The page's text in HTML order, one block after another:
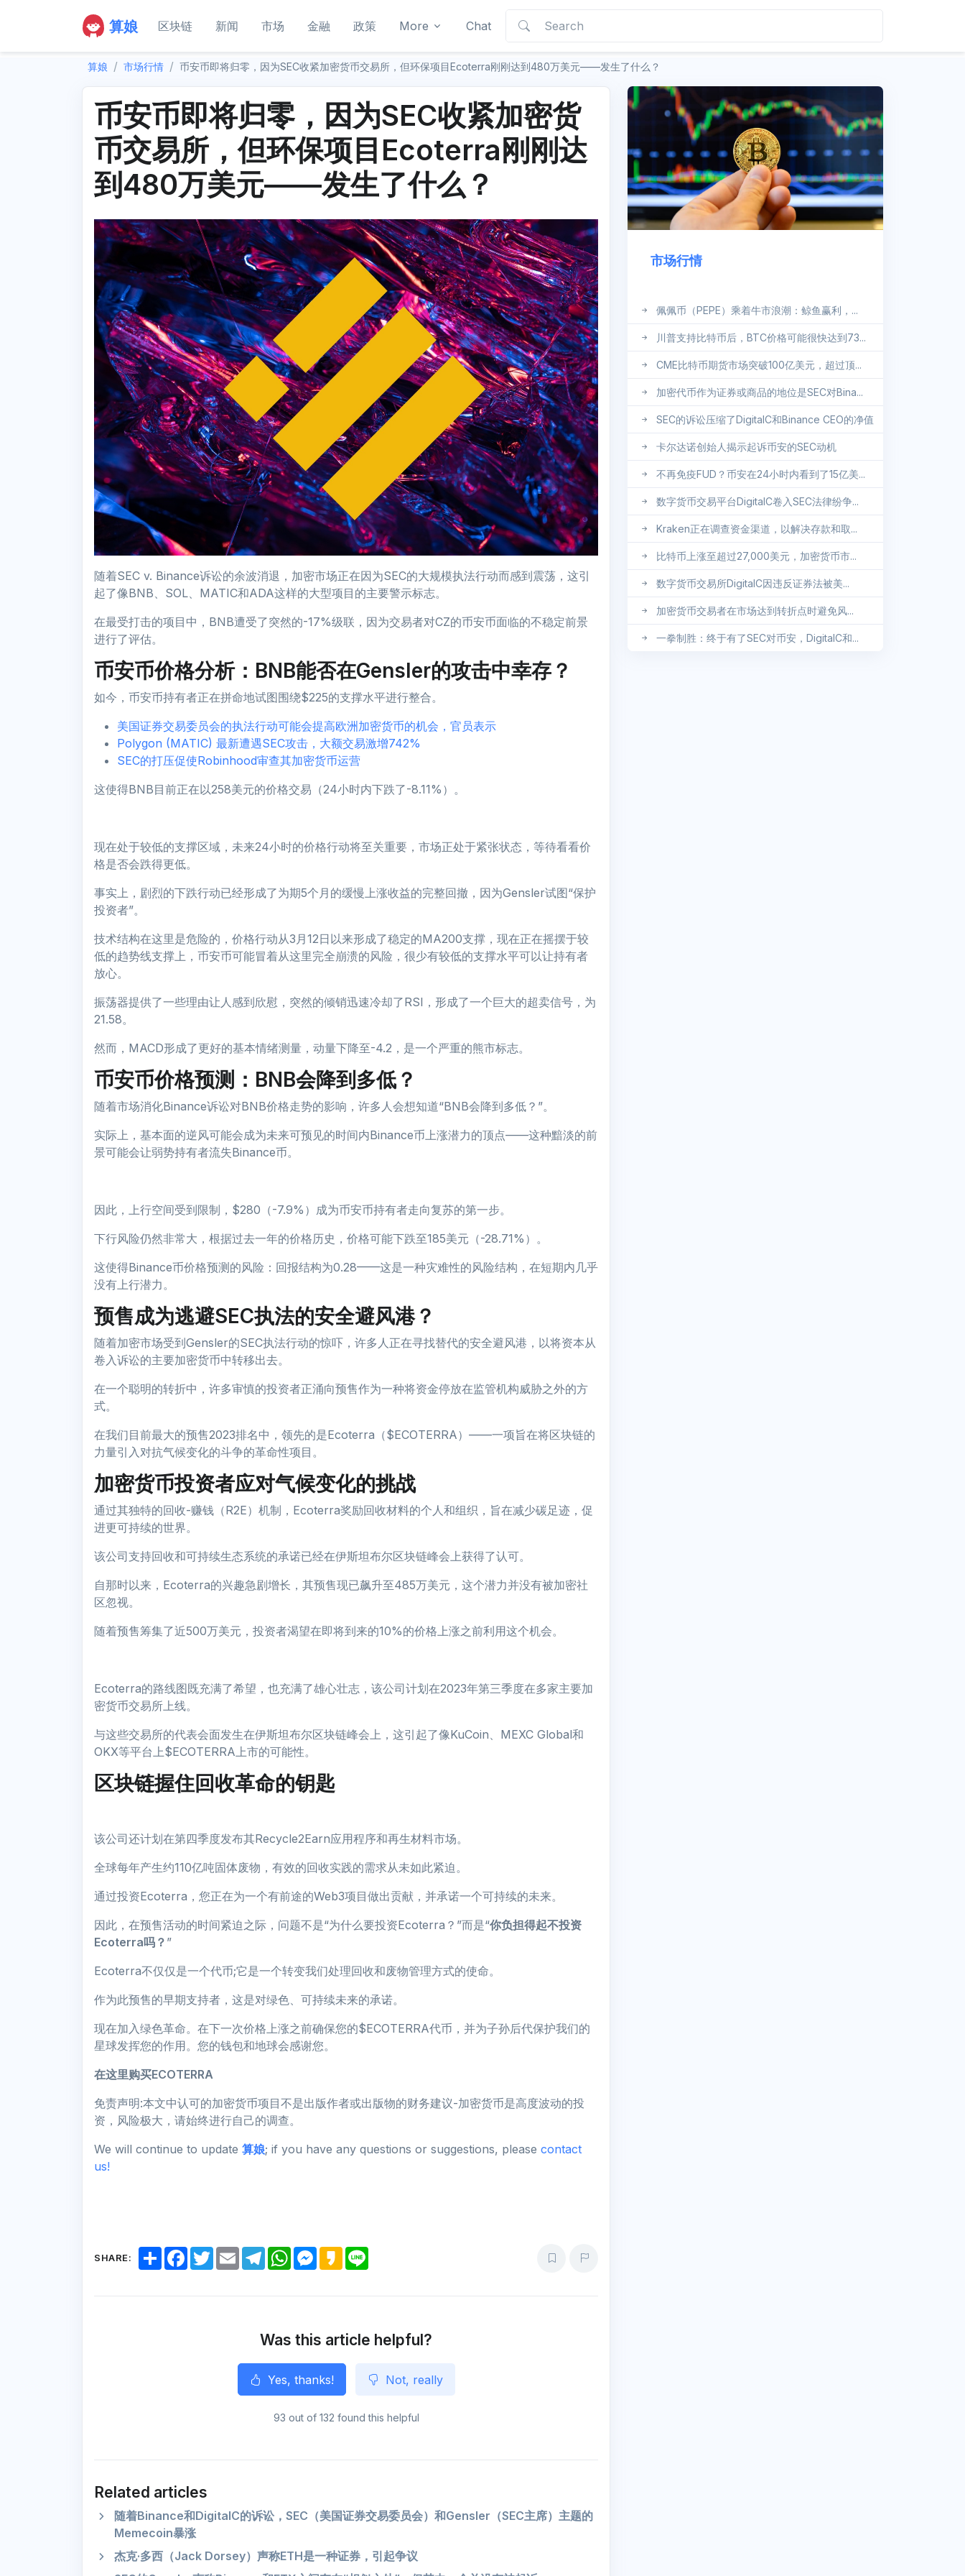
算娘 区块链 新闻 市场 金融 政策 More Chat
算娘 市场行情 币安币即将归零，因为SEC收紧加密货币交易所，但环保项目Ecoterra刚刚达到480万美元——发生了什么？
币安币即将归零，因为SEC收紧加密货
币交易所，但环保项目Ecoterra刚刚达
到480万美元——发生了什么？
随着SEC v. Binance诉讼的余波消退，加密市场正在因为SEC的大规模执法行动而感到震荡，这引
起了像BNB、SOL、MATIC和ADA这样的大型项目的主要警示标志。
在最受打击的项目中，BNB遭受了突然的-17%级联，因为交易者对CZ的币安币面临的不稳定前景
进行了评估。
币安币价格分析：BNB能否在Gensler的攻击中幸存？
如今，币安币持有者正在拼命地试图围绕$225的支撑水平进行整合。
美国证券交易委员会的执法行动可能会提高欧洲加密货币的机会，官员表示
Polygon (MATIC) 最新遭遇SEC攻击，大额交易激增742%
SEC的打压促使Robinhood审查其加密货币运营
这使得BNB目前正在以258美元的价格交易（24小时内下跌了-8.11%）。
现在处于较低的支撑区域，未来24小时的价格行动将至关重要，市场正处于紧张状态，等待看看价
格是否会跌得更低。
事实上，剧烈的下跌行动已经形成了为期5个月的缓慢上涨收益的完整回撤，因为Gensler试图“保护
投资者”。
技术结构在这里是危险的，价格行动从3月12日以来形成了稳定的MA200支撑，现在正在摇摆于较
低的趋势线支撑上，币安币可能冒着从这里完全崩溃的风险，很少有较低的支撑水平可以让持有者
放心。
振荡器提供了一些理由让人感到欣慰，突然的倾销迅速冷却了RSI，形成了一个巨大的超卖信号，为
21.58。
然而，MACD形成了更好的基本情绪测量，动量下降至-4.2，是一个严重的熊市标志。
币安币价格预测：BNB会降到多低？
随着市场消化Binance诉讼对BNB价格走势的影响，许多人会想知道“BNB会降到多低？”。
实际上，基本面的逆风可能会成为未来可预见的时间内Binance币上涨潜力的顶点——这种黯淡的前
景可能会让弱势持有者流失Binance币。
因此，上行空间受到限制，$280（-7.9%）成为币安币持有者走向复苏的第一步。
下行风险仍然非常大，根据过去一年的价格历史，价格可能下跌至185美元（-28.71%）。
这使得Binance币价格预测的风险：回报结构为0.28——这是一种灾难性的风险结构，在短期内几乎
没有上行潜力。
预售成为逃避SEC执法的安全避风港？
随着加密市场受到Gensler的SEC执法行动的惊吓，许多人正在寻找替代的安全避风港，以将资本从
卷入诉讼的主要加密货币中转移出去。
在一个聪明的转折中，许多审慎的投资者正涌向预售作为一种将资金停放在监管机构威胁之外的方
式。
在我们目前最大的预售2023排名中，领先的是Ecoterra（$ECOTERRA）——一项旨在将区块链的
力量引入对抗气候变化的斗争的革命性项目。
加密货币投资者应对气候变化的挑战
通过其独特的回收-赚钱（R2E）机制，Ecoterra奖励回收材料的个人和组织，旨在减少碳足迹，促
进更可持续的世界。
该公司支持回收和可持续生态系统的承诺已经在伊斯坦布尔区块链峰会上获得了认可。
自那时以来，Ecoterra的兴趣急剧增长，其预售现已飙升至485万美元，这个潜力并没有被加密社
区忽视。
随着预售筹集了近500万美元，投资者渴望在即将到来的10%的价格上涨之前利用这个机会。
Ecoterra的路线图既充满了希望，也充满了雄心壮志，该公司计划在2023年第三季度在多家主要加
密货币交易所上线。
与这些交易所的代表会面发生在伊斯坦布尔区块链峰会上，这引起了像KuCoin、MEXC Global和
OKX等平台上$ECOTERRA上市的可能性。
区块链握住回收革命的钥匙
该公司还计划在第四季度发布其Recycle2Earn应用程序和再生材料市场。
全球每年产生约110亿吨固体废物，有效的回收实践的需求从未如此紧迫。
通过投资Ecoterra，您正在为一个有前途的Web3项目做出贡献，并承诺一个可持续的未来。
因此，在预售活动的时间紧迫之际，问题不是“为什么要投资Ecoterra？”而是“你负担得起不投资
Ecoterra吗？ ”
Ecoterra不仅仅是一个代币;它是一个转变我们处理回收和废物管理方式的使命。
作为此预售的早期支持者，这是对绿色、可持续未来的承诺。
现在加入绿色革命。在下一次价格上涨之前确保您的$ECOTERRA代币，并为子孙后代保护我们的
星球发挥您的作用。您的钱包和地球会感谢您。
在这里购买ECOTERRA
免责声明:本文中认可的加密货币项目不是出版作者或出版物的财务建议-加密货币是高度波动的投
资，风险极大，请始终进行自己的调查。
We will continue to update 算娘; if you have any questions or suggestions, please contact
us!
SHARE:
S
h
F
a
T
w
E
m
T
e
m
W
h
p
M
r
K
a
Was this article helpful?
Yes, thanks! Not, really
93 out of 132 found this helpful
Related articles
随着Binance和DigitalC的诉讼，SEC（美国证券交易委员会）和Gensler（SEC主席）主题的
Memecoin暴涨
杰克·多西（Jack Dorsey）声称ETH是一种证券，引起争议
市场行情
佩佩币（PEPE）乘着牛市浪潮：鲸鱼赢利，...
川普支持比特币后，BTC价格可能很快达到73...
CME比特币期货市场突破100亿美元，超过顶...
加密代币作为证券或商品的地位是SEC对Bina...
SEC的诉讼压缩了DigitalC和Binance CEO的净值
卡尔达诺创始人揭示起诉币安的SEC动机
不再免疫FUD？币安在24小时内看到了15亿美...
数字货币交易平台DigitalC卷入SEC法律纷争...
Kraken正在调查资金渠道，以解决存款和取...
比特币上涨至超过27,000美元，加密货币市...
数字货币交易所DigitalC因违反证券法被美...
加密货币交易者在市场达到转折点时避免风...
一拳制胜：终于有了SEC对币安，DigitalC和...